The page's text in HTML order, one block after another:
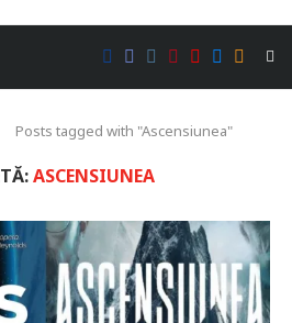
Posts tagged with "Ascensiunea"
ASCENSIUNEA